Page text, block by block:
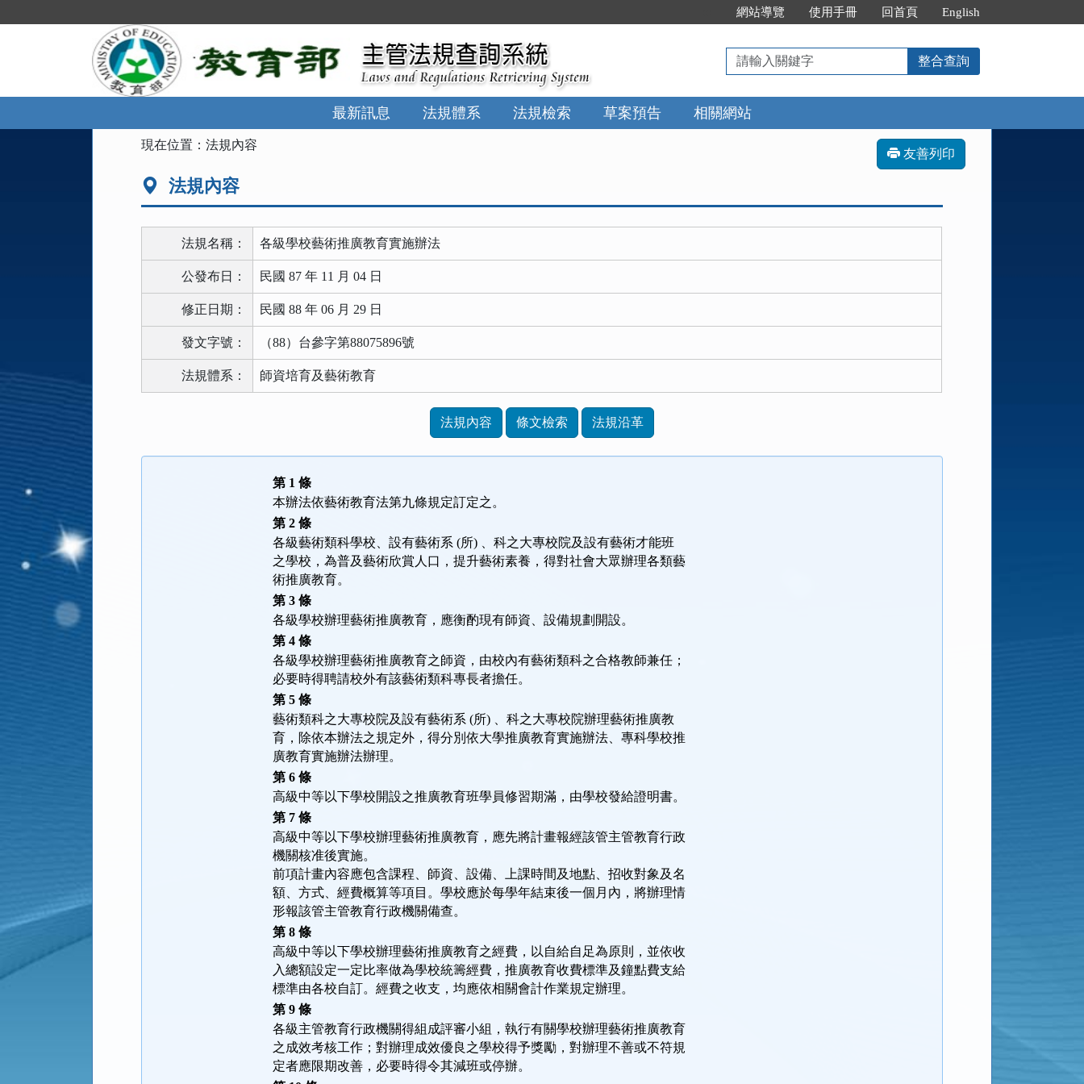
到
網站導覽 使用手冊 回首頁 English
請
輸
入
關
鍵
整合查詢
最新訊息 法規體系 法規檢索 草案預告 相關網站
現在位置：法規內容
友善列印
法規內容
法規名稱： 各級學校藝術推廣教育實施辦法
公發布日： 民國 87 年 11 月 04 日
修正日期： 民國 88 年 06 月 29 日
發文字號： （88）台參字第88075896號
法規體系： 師資培育及藝術教育
功
法規內容 條文檢索 法規沿革
第 1 條
本辦法依藝術教育法第九條規定訂定之。
第 2 條
各級藝術類科學校、設有藝術系 (所) 、科之大專校院及設有藝術才能班
之學校，為普及藝術欣賞人口，提升藝術素養，得對社會大眾辦理各類藝
術推廣教育。
第 3 條
各級學校辦理藝術推廣教育，應衡酌現有師資、設備規劃開設。
第 4 條
各級學校辦理藝術推廣教育之師資，由校內有藝術類科之合格教師兼任；
必要時得聘請校外有該藝術類科專長者擔任。
第 5 條
藝術類科之大專校院及設有藝術系 (所) 、科之大專校院辦理藝術推廣教
育，除依本辦法之規定外，得分別依大學推廣教育實施辦法、專科學校推
廣教育實施辦法辦理。
第 6 條
高級中等以下學校開設之推廣教育班學員修習期滿，由學校發給證明書。
第 7 條
高級中等以下學校辦理藝術推廣教育，應先將計畫報經該管主管教育行政
機關核准後實施。
前項計畫內容應包含課程、師資、設備、上課時間及地點、招收對象及名
額、方式、經費概算等項目。學校應於每學年結束後一個月內，將辦理情
形報該管主管教育行政機關備查。
第 8 條
高級中等以下學校辦理藝術推廣教育之經費，以自給自足為原則，並依收
入總額設定一定比率做為學校統籌經費，推廣教育收費標準及鐘點費支給
標準由各校自訂。經費之收支，均應依相關會計作業規定辦理。
第 9 條
各級主管教育行政機關得組成評審小組，執行有關學校辦理藝術推廣教育
之成效考核工作；對辦理成效優良之學校得予獎勵，對辦理不善或不符規
定者應限期改善，必要時得令其減班或停辦。